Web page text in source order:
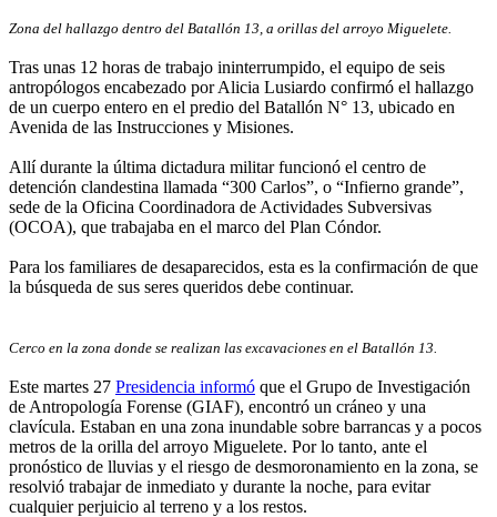
Zona del hallazgo dentro del Batallón 13, a orillas del arroyo Miguelete.
Tras unas 12 horas de trabajo ininterrumpido, el equipo de seis
antropólogos encabezado por Alicia Lusiardo confirmó el hallazgo
de un cuerpo entero en el predio del Batallón N° 13, ubicado en
Avenida de las Instrucciones y Misiones.
Allí durante la última dictadura militar funcionó el centro de
detención clandestina llamada “300 Carlos”, o “Infierno grande”,
sede de la Oficina Coordinadora de Actividades Subversivas
(OCOA), que trabajaba en el marco del Plan Cóndor.
Para los familiares de desaparecidos, esta es la confirmación de que
la búsqueda de sus seres queridos debe continuar.
Cerco en la zona donde se realizan las excavaciones en el Batallón 13.
Este martes 27 Presidencia informó que el Grupo de Investigación
de Antropología Forense (GIAF), encontró un cráneo y una
clavícula. Estaban en una zona inundable sobre barrancas y a pocos
metros de la orilla del arroyo Miguelete. Por lo tanto, ante el
pronóstico de lluvias y el riesgo de desmoronamiento en la zona, se
resolvió trabajar de inmediato y durante la noche, para evitar
cualquier perjuicio al terreno y a los restos.